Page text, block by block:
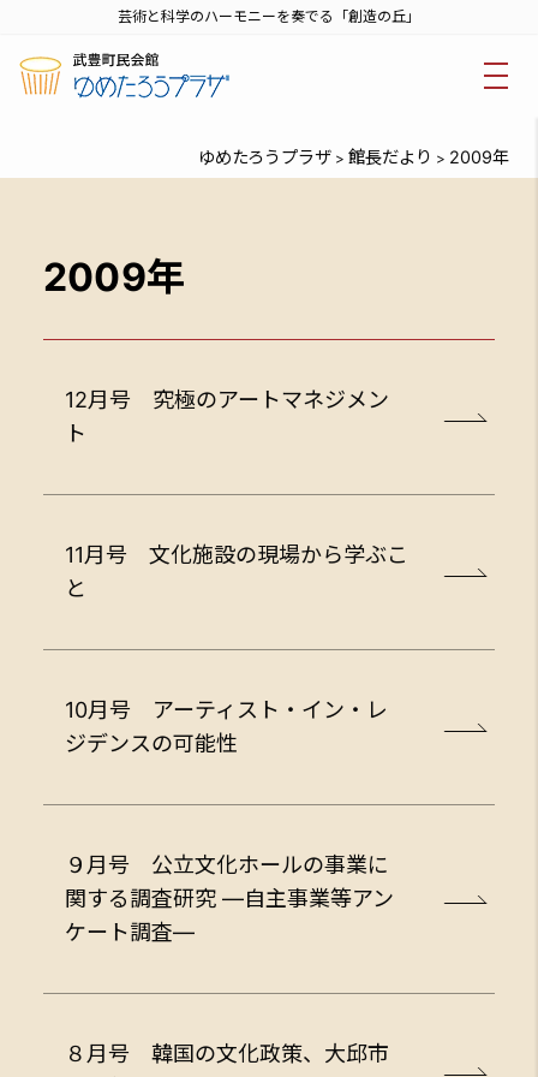
芸術と科学のハーモニーを奏でる「創造の丘」
ゆめたろうプラザ > 館長だより > 2009年
2009年
12月号 究極のアートマネジメン
ト
11月号 文化施設の現場から学ぶこ
と
10月号 アーティスト・イン・レ
ジデンスの可能性
９月号 公立文化ホールの事業に
関する調査研究 ―自主事業等アン
ケート調査―
８月号 韓国の文化政策、大邱市